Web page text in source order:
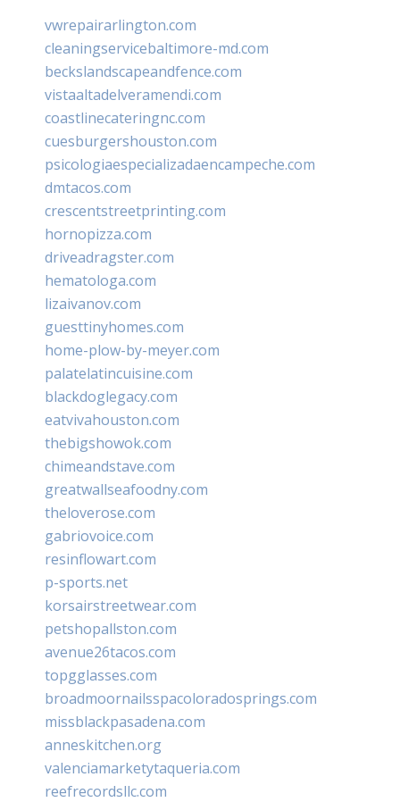
vwrepairarlington.com
cleaningservicebaltimore-md.com
beckslandscapeandfence.com
vistaaltadelveramendi.com
coastlinecateringnc.com
cuesburgershouston.com
psicologiaespecializadaencampeche.com
dmtacos.com
crescentstreetprinting.com
hornopizza.com
driveadragster.com
hematologa.com
lizaivanov.com
guesttinyhomes.com
home-plow-by-meyer.com
palatelatincuisine.com
blackdoglegacy.com
eatvivahouston.com
thebigshowok.com
chimeandstave.com
greatwallseafoodny.com
theloverose.com
gabriovoice.com
resinflowart.com
p-sports.net
korsairstreetwear.com
petshopallston.com
avenue26tacos.com
topgglasses.com
broadmoornailsspacoloradosprings.com
missblackpasadena.com
anneskitchen.org
valenciamarketytaqueria.com
reefrecordsllc.com